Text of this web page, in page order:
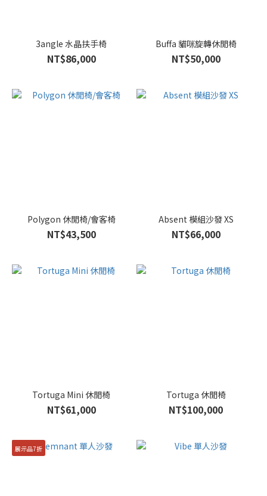
3angle 水晶扶手椅
NT$86,000
Buffa 貓咪旋轉休閒椅
NT$50,000
Polygon 休閒椅/會客椅
NT$43,500
Absent 模組沙發 XS
NT$66,000
Tortuga Mini 休閒椅
NT$61,000
Tortuga 休閒椅
NT$100,000
展示品7折